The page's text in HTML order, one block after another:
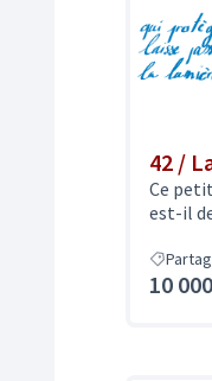
42 /
Ce
est-il
10